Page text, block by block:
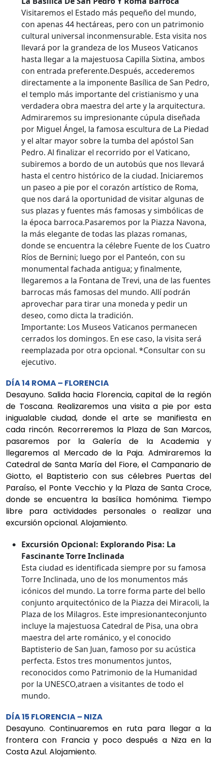
Visitaremos el Estado más pequeño del mundo,
con apenas 44 hectáreas, pero con un patrimonio
cultural universal inconmensurable. Esta visita nos
llevará por la grandeza de los Museos Vaticanos
hasta llegar a la majestuosa Capilla Sixtina, ambos
con entrada preferente.Después, accederemos
directamente a la imponente Basílica de San Pedro,
el templo más importante del cristianismo y una
verdadera obra maestra del arte y la arquitectura.
Admiraremos su impresionante cúpula diseñada
por Miguel Ángel, la famosa escultura de La Piedad
y el altar mayor sobre la tumba del apóstol San
Pedro. Al finalizar el recorrido por el Vaticano,
subiremos a bordo de un autobús que nos llevará
hasta el centro histórico de la ciudad. Iniciaremos
un paseo a pie por el corazón artístico de Roma,
que nos dará la oportunidad de visitar algunas de
sus plazas y fuentes más famosas y simbólicas de
la época barroca.Pasaremos por la Piazza Navona,
la más elegante de todas las plazas romanas,
donde se encuentra la célebre Fuente de los Cuatro
Ríos de Bernini; luego por el Panteón, con su
monumental fachada antigua; y finalmente,
llegaremos a la Fontana de Trevi, una de las fuentes
barrocas más famosas del mundo. Allí podrán
aprovechar para tirar una moneda y pedir un
deseo, como dicta la tradición.
Importante: Los Museos Vaticanos permanecen
cerrados los domingos. En ese caso, la visita será
reemplazada por otra opcional. *Consultar con su
ejecutivo.
DÍA 14 ROMA – FLORENCIA
Desayuno. Salida hacia Florencia, capital de la región
de Toscana. Realizaremos una visita a pie por esta
inigualable ciudad, donde el arte se manifiesta en
cada rincón. Recorreremos la Plaza de San Marcos,
pasaremos por la Galería de la Academia y
llegaremos al Mercado de la Paja. Admiraremos la
Catedral de Santa María del Fiore, el Campanario de
Giotto, el Baptisterio con sus célebres Puertas del
Paraíso, el Ponte Vecchio y la Plaza de Santa Croce,
donde se encuentra la basílica homónima. Tiempo
libre para actividades personales o realizar una
excursión opcional. Alojamiento.
Excursión Opcional: Explorando Pisa: La
Fascinante Torre Inclinada
Esta ciudad es identificada siempre por su famosa
Torre Inclinada, uno de los monumentos más
icónicos del mundo. La torre forma parte del bello
conjunto arquitectónico de la Piazza dei Miracoli, la
Plaza de los Milagros. Este impresionanteconjunto
incluye la majestuosa Catedral de Pisa, una obra
maestra del arte románico, y el conocido
Baptisterio de San Juan, famoso por su acústica
perfecta. Estos tres monumentos juntos,
reconocidos como Patrimonio de la Humanidad
por la UNESCO,atraen a visitantes de todo el
mundo.
DÍA 15 FLORENCIA – NIZA
Desayuno. Continuaremos en ruta para llegar a la
frontera con Francia y poco después a Niza en la
Costa Azul. Alojamiento.